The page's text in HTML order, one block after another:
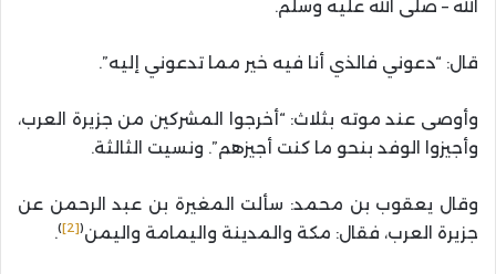
الله – صلى الله عليه وسلم.
قال: “دعوني فالذي أنا فيه خير مما تدعوني إليه”.
وأوصى عند موته بثلاث: “أخرجوا المشركين من جزيرة العرب،
وأجيزوا الوفد بنحو ما كنت أجيزهم”. ونسيت الثالثة.
وقال يعقوب بن محمد: سألت المغيرة بن عبد الرحمن عن
جزيرة العرب، فقال: مكة والمدينة واليمامة واليمن(
[2]
)
.